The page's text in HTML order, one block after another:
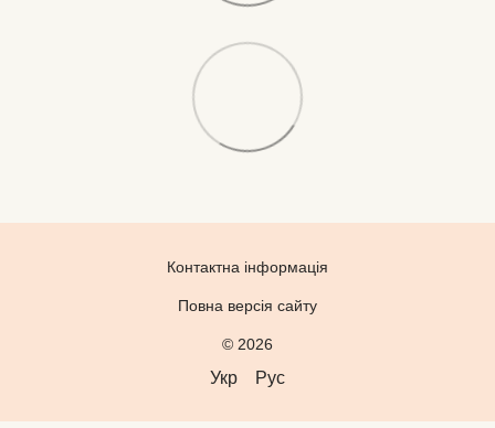
Контактна інформація
Повна версія сайту
© 2026
Укр Рус